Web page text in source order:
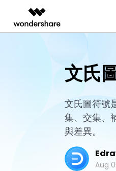
ToMoviee AI
一站式 AI 創意工作室。
UniConverter
AI 影片、圖片、音樂生成器。
企
教
合
流程圖
心智圖
組織結構圖
甘特圖
文氏
文氏圖符號
集、交集、
與差異。
Aug